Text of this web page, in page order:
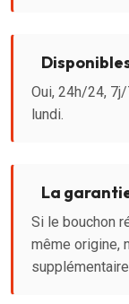
Oui, 24h/24,
lundi.
La
Si le bouchon
même origine,